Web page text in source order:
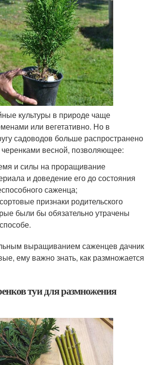
культуры в природе чаще
или вегетативно. Но в
садоводов больше распространено
весной, позволяющее:
и силы на проращивание
и доведение его до состояния
саженца;
признаки родительского
были бы обязательно утрачены
выращиванием саженцев дачник
ему важно знать, как размножается
туи для размножения